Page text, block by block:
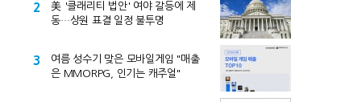
2
美 '클래리티 법안' 여야 갈등에 제
동…상원 표결 일정 불투명
3
여름 성수기 맞은 모바일게임 "매출
은 MMORPG, 인기는 캐주얼"